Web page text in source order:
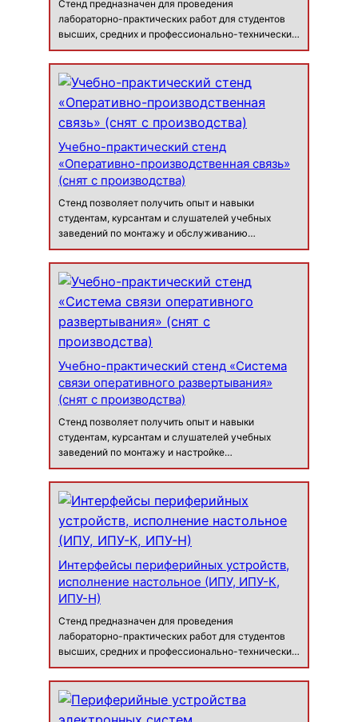
Стенд предназначен для проведения
лабораторно-практических работ для студентов
высших, средних и профессионально-технических
учебных заведений с целью получения знаний,
опыта и навыков работы в области
преобразования и коммутации электроэнергии. В
Учебно-практический стенд
«Оперативно-производственная связь»
(снят с производства)
Стенд позволяет получить опыт и навыки
студентам, курсантам и слушателей учебных
заведений по монтажу и обслуживанию
оперативно-производственной связи
промышленных объектов, объектов добычи и
транспорта нефтегазовой отрасли. Монтажу и
Учебно-практический стенд «Система
связи оперативного развертывания»
(снят с производства)
Стенд позволяет получить опыт и навыки
студентам, курсантам и слушателей учебных
заведений по монтажу и настройке
автоматической телефонной станции (АТС).
Конфигурации комплектации АТС
функциональными модулями согласно
Интерфейсы периферийных устройств,
исполнение настольное (ИПУ, ИПУ-К,
ИПУ-Н)
Стенд предназначен для проведения
лабораторно-практических работ для студентов
высших, средних и профессионально-технических
учебных заведений с целью получения знаний,
опыта и навыков работы с различными
интерфейсами периферийных устройств. Стенд